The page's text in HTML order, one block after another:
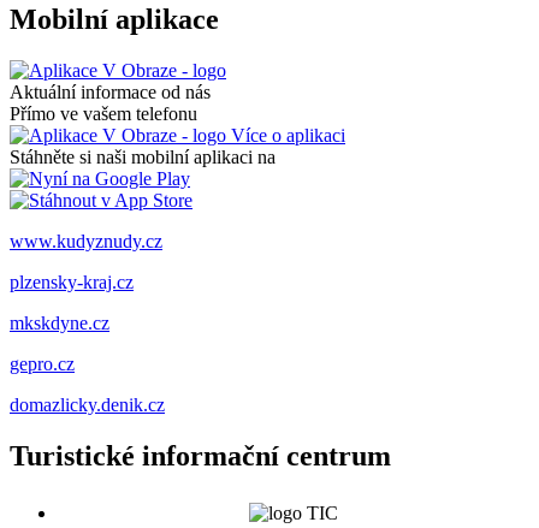
Mobilní aplikace
Aktuální informace od nás
Přímo ve vašem telefonu
Více o aplikaci
Stáhněte si naši mobilní aplikaci na
www.kudyznudy.cz
plzensky-kraj.cz
mkskdyne.cz
gepro.cz
domazlicky.denik.cz
Turistické informační centrum